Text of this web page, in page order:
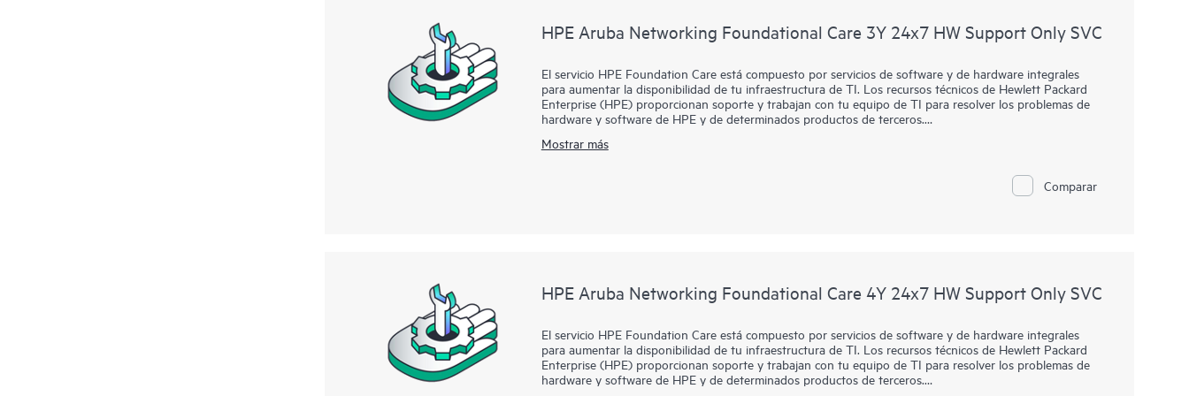
HPE Aruba Networking Foundational Care 3Y 24x7 HW Support Only SVC
El servicio HPE Foundation Care está compuesto por servicios de software y de hardware integrales
para aumentar la disponibilidad de tu infraestructura de TI. Los recursos técnicos de Hewlett Packard
Enterprise (HPE) proporcionan soporte y trabajan con tu equipo de TI para resolver los problemas de
hardware y software de HPE y de determinados productos de terceros.
Para los productos de hardware cubiertos por HPE Foundation Care, el servicio incluye diagnóstico y
problema. Para productos de hardware de HPE, este servicio también puede incluir soporte básico y
gestión de llamadas en colaboración para determinados productos de software de terceros.
Mostrar más
Comparar
HPE Aruba Networking Foundational Care 4Y 24x7 HW Support Only SVC
El servicio HPE Foundation Care está compuesto por servicios de software y de hardware integrales
para aumentar la disponibilidad de tu infraestructura de TI. Los recursos técnicos de Hewlett Packard
Enterprise (HPE) proporcionan soporte y trabajan con tu equipo de TI para resolver los problemas de
hardware y software de HPE y de determinados productos de terceros.